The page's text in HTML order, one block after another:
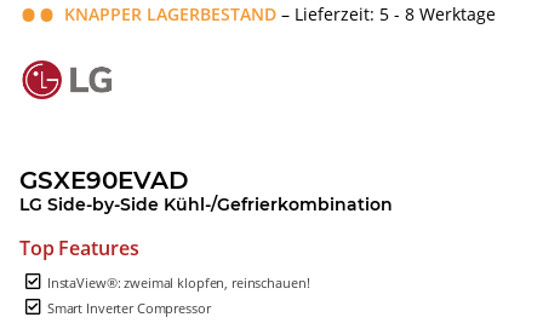
KNAPPER LAGERBESTAND – Lieferzeit: 5 - 8 Werktage
GSXE90EVAD
LG Side-by-Side Kühl-/Gefrierkombination
Top Features
InstaView®: zweimal klopfen, reinschauen!
Smart Inverter Compressor